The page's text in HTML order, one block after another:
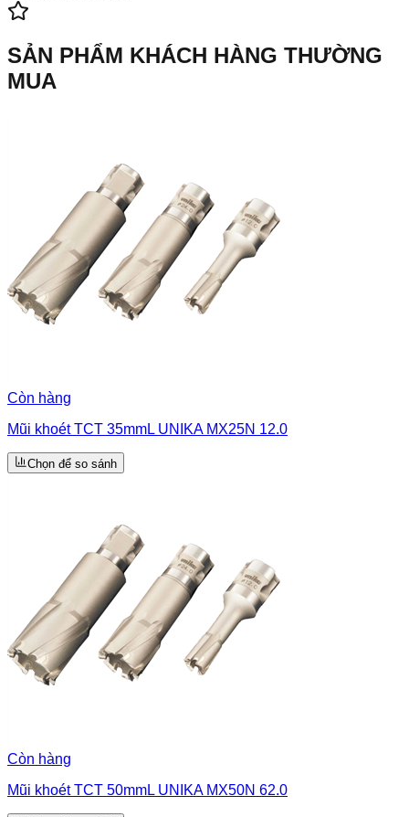
SẢN PHẨM KHÁCH HÀNG THƯỜNG
MUA
Còn hàng
Mũi khoét TCT 35mmL UNIKA MX25N 12.0
Chọn để so sánh
Còn hàng
Mũi khoét TCT 50mmL UNIKA MX50N 62.0